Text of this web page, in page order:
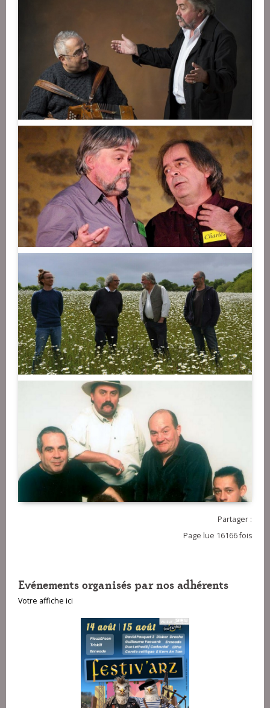
Partager :
Page lue 16166 fois
Evénements organisés par nos adhérents
Votre affiche ici